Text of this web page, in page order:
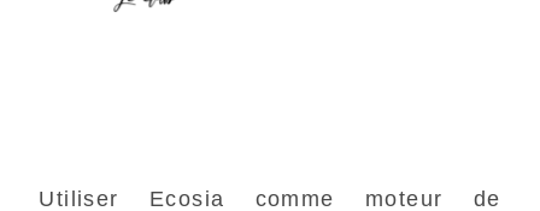
Utiliser Ecosia comme moteur de